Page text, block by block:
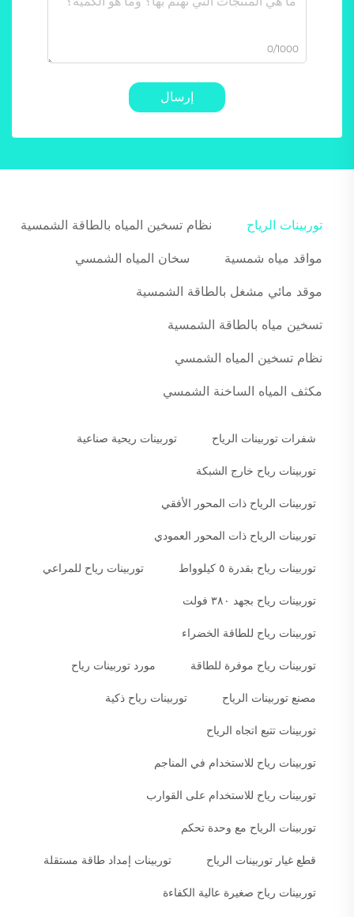
0/1000
إرسال
توربينات الرياح نظام تسخين المياه بالطاقة الشمسية
مواقد مياه شمسية سخان المياه الشمسي
موقد مائي مشغل بالطاقة الشمسية
تسخين مياه بالطاقة الشمسية
نظام تسخين المياه الشمسي
مكثف المياه الساخنة الشمسي
شفرات توربينات الرياح توربينات ريحية صناعية
توربينات رياح خارج الشبكة
توربينات الرياح ذات المحور الأفقي
توربينات الرياح ذات المحور العمودي
توربينات رياح بقدرة ٥ كيلوواط توربينات رياح للمراعي
توربينات رياح بجهد ٣٨٠ فولت
توربينات رياح للطاقة الخضراء
توربينات رياح موفرة للطاقة مورد توربينات رياح
مصنع توربينات الرياح توربينات رياح ذكية
توربينات تتبع اتجاه الرياح
توربينات رياح للاستخدام في المناجم
توربينات رياح للاستخدام على القوارب
توربينات الرياح مع وحدة تحكم
قطع غيار توربينات الرياح توربينات إمداد طاقة مستقلة
توربينات رياح صغيرة عالية الكفاءة